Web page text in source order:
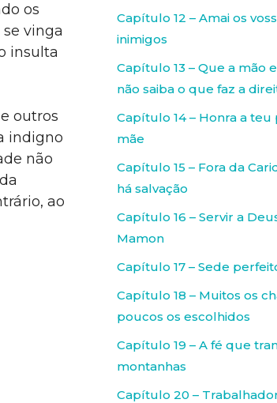
os
vinga
insulta
outros
indigno
não
ao
Capítulo 12 – Amai os
inimigos
Capítulo 13 – Que a mão
não saiba o que faz a
Capítulo 14 – Honra a teu
mãe
Capítulo 15 – Fora da
há salvação
Capítulo 16 – Servir a
Mamon
Capítulo 17 – Sede
Capítulo 18 – Muitos os
poucos os escolhidos
Capítulo 19 – A fé que
montanhas
Capítulo 20 –